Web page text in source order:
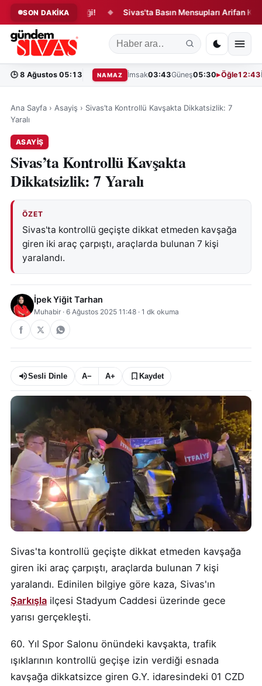
SON DAKİKA
Yangın Paniği! ◆ Sivas'ta Basın Mensupları Arifan
🕒 8 Ağustos 05:13 NAMAZ İmsak03:43Güneş05:30 Öğle12:43
Ana Sayfa › Asayiş › Sivas’ta Kontrollü Kavşakta Dikkatsizlik: 7
Yaralı
ASAYIŞ
Sivas’ta Kontrollü Kavşakta
Dikkatsizlik: 7 Yaralı
ÖZET
Sivas'ta kontrollü geçişte dikkat etmeden kavşağa
giren iki araç çarpıştı, araçlarda bulunan 7 kişi
yaralandı.
İpek Yiğit Tarhan
Muhabir · 6 Ağustos 2025 11:48 · 1 dk okuma
Sesli Dinle A− A+ Kaydet
Sivas'ta kontrollü geçişte dikkat etmeden kavşağa
giren iki araç çarpıştı, araçlarda bulunan 7 kişi
yaralandı. Edinilen bilgiye göre kaza, Sivas'ın
Şarkışla ilçesi Stadyum Caddesi üzerinde gece
yarısı gerçekleşti.
60. Yıl Spor Salonu önündeki kavşakta, trafik
ışıklarının kontrollü geçişe izin verdiği esnada
kavşağa dikkatsizce giren G.Y. idaresindeki 01 CZD